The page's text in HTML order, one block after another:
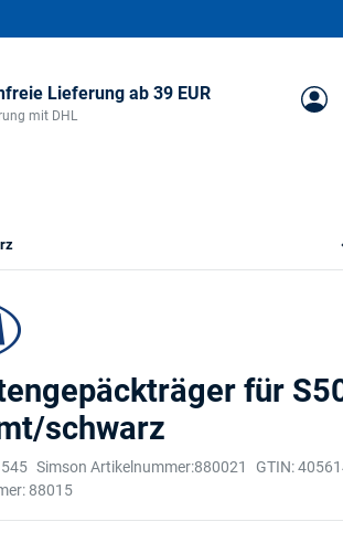
Lieferung ab 39 EUR
mit DHL
für
schwarz
Simson Artikelnummer:880021 GTIN:
88015